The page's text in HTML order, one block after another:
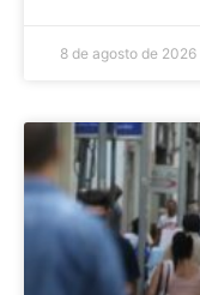
8 de agosto de 2026